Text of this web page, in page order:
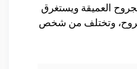
العميقة ويستغرق
وتختلف من شخص